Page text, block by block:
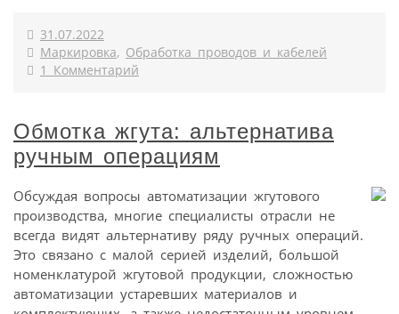
31.07.2022
Маркировка, Обработка проводов и кабелей
1 Комментарий
Обмотка жгута: альтернатива
ручным операциям
Обсуждая вопросы автоматизации жгутового
производства, многие специалисты отрасли не
всегда видят альтернативу ряду ручных операций.
Это связано с малой серией изделий, большой
номенклатурой жгутовой продукции, сложностью
автоматизации устаревших материалов и